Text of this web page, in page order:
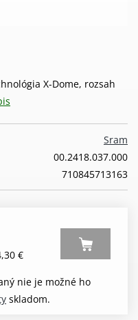
X-Dome, rozsah
Sram
00.2418.037.000
710845713163
€
nie je možné ho
skladom.